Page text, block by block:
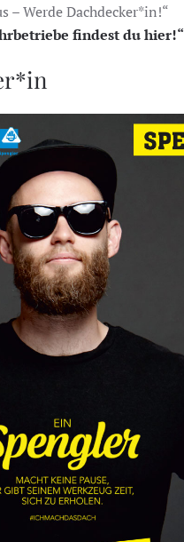
– Werde Dachdecker*in!“
findest du hier!“